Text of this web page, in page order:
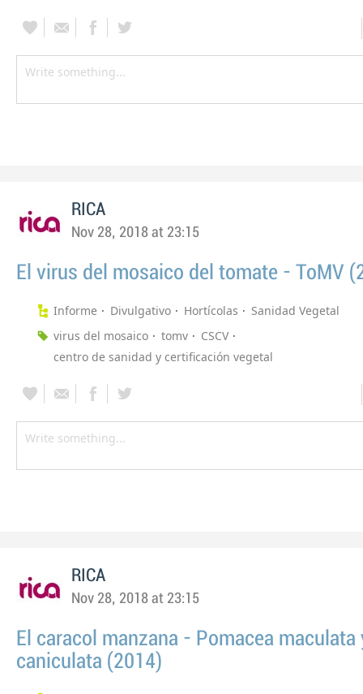
RICA
Nov 28, 2018 at 23:15
El virus del mosaico del tomate - ToMV
Informe Divulgativo Hortícolas
Sanidad Vegetal
virus del mosaico
tomv
CSCV
centro de sanidad y certificación vegetal
RICA
Nov 28, 2018 at 23:15
El caracol manzana - Pomacea maculata
caniculata (2014)